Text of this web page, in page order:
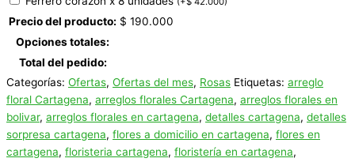
Precio del producto: $ 190.000
Opciones totales:
Total del pedido:
Categorías: Ofertas, Ofertas del mes, Rosas Etiquetas: arreglo
floral Cartagena, arreglos florales Cartagena, arreglos florales en
bolivar, arreglos florales en cartagena, detalles cartagena, detalles
sorpresa cartagena, flores a domicilio en cartagena, flores en
cartagena, floristeria cartagena, floristería en cartagena,